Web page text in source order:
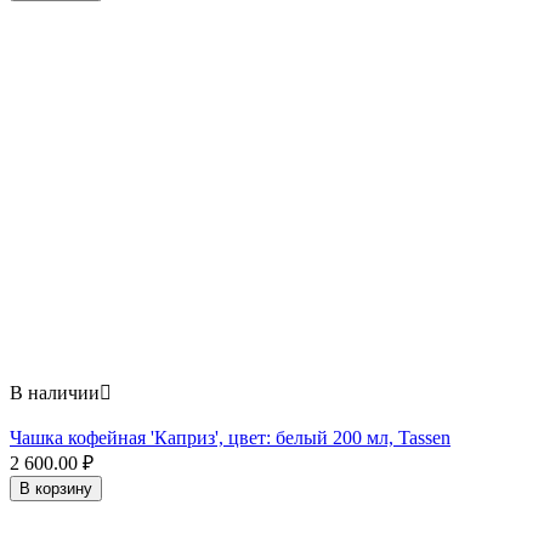
В наличии
Чашка кофейная 'Каприз', цвет: белый 200 мл, Tassen
2 600.00 ₽
В корзину